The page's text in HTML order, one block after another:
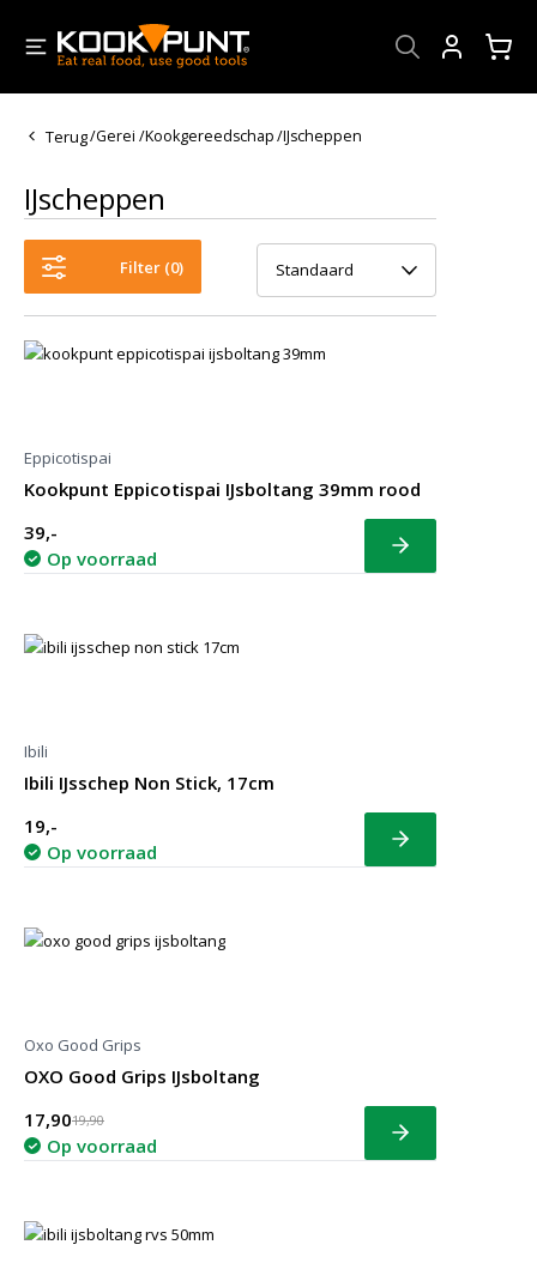
Terug/Gerei /Kookgereedschap/IJscheppen
IJscheppen
Filter (0) Standaard
Eppicotispai
Kookpunt Eppicotispai IJsboltang 39mm rood
39,-
Op voorraad
Bekijk
Ibili
Ibili IJsschep Non Stick, 17cm
19,-
Op voorraad
Bekijk
Oxo Good Grips
OXO Good Grips IJsboltang
17,9019,90
Op voorraad Bekijk